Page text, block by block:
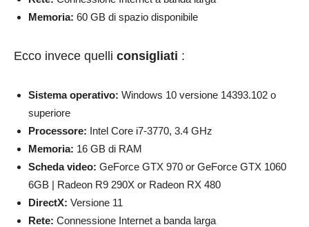
Memoria: 60 GB di spazio disponibile
Ecco invece quelli consigliati :
Sistema operativo: Windows 10 versione 14393.102 o
superiore
Processore: Intel Core i7-3770, 3.4 GHz
Memoria: 16 GB di RAM
Scheda video: GeForce GTX 970 or GeForce GTX 1060
6GB | Radeon R9 290X or Radeon RX 480
DirectX: Versione 11
Rete: Connessione Internet a banda larga